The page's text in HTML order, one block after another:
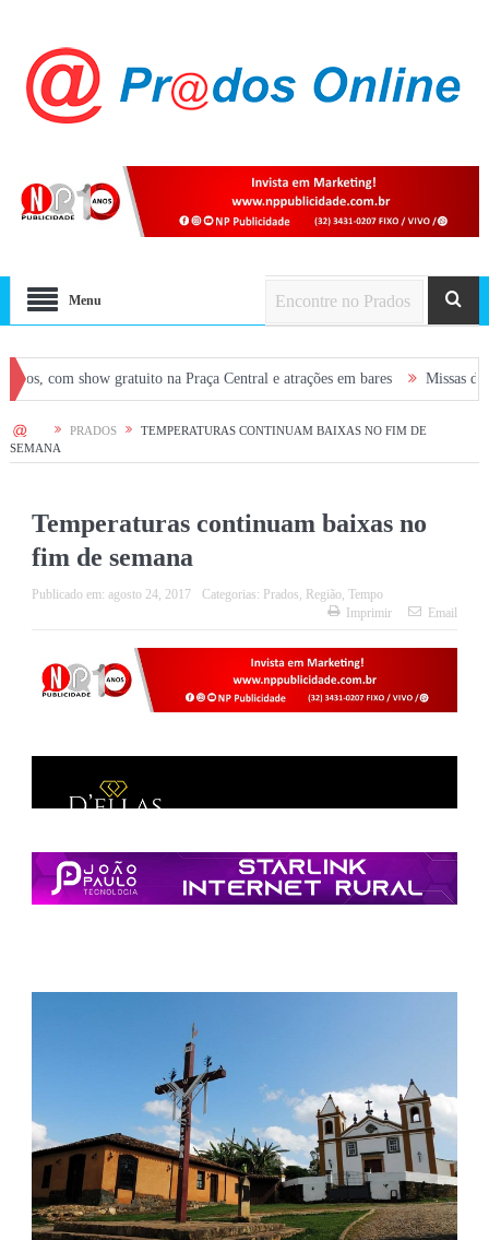
Menu
show gratuito na Praça Central e atrações em bares Missas desta
HOME PRADOS
TEMPERATURAS CONTINUAM BAIXAS NO FIM DE
SEMANA
Temperaturas continuam baixas no
fim de semana
Publicado em: agosto 24, 2017 Categorias: Prados, Região, Tempo
Imprimir
Email